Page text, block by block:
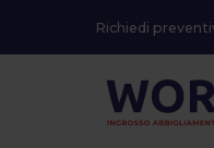
Richiedi